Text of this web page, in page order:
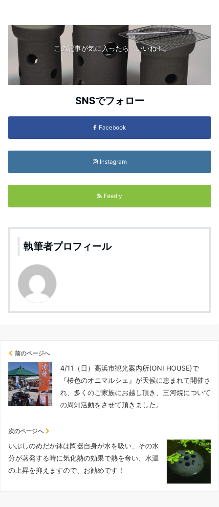
この記事が気に入ったら「いいね！」
SNSでフォロー
Facebook
Instagram
Feedly
執筆者プロフィール
前のページへ
4/11（日）高浜市観光案内所(ONI HOUSE)で
『桜色のオニマルシェ』が天候に恵まれて開催さ
れ、多くのご家族にお越し頂き、三河焼について
の周知活動をさせて頂きました。
次のページへ
いぶしのめだか鉢は陶器自身が水を吸い、その水
分が蒸発する時に気化熱の効果で熱を奪い、水温
の上昇を抑えますので、お勧めです！